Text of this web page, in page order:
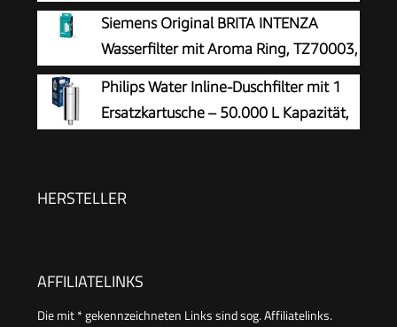
Wasserqualität, Reduzierung von Kalk,
Chlor und Schadstoffen, 5-schichtiges
Filtrationsprinzip
Siemens Original BRITA INTENZA
Wasserfilter mit Aroma Ring, TZ70003,
verbessert den Kaffeegeschmack, schützt die
Espressomaschine, speziell entwickelt für
Kaffeevollautomaten
Philips Water Inline-Duschfilter mit 1
Ersatzkartusche – 50.000 L Kapazität,
armaturen, Chrom
HERSTELLER
AFFILIATELINKS
Die mit * gekennzeichneten Links sind sog. Affiliatelinks.